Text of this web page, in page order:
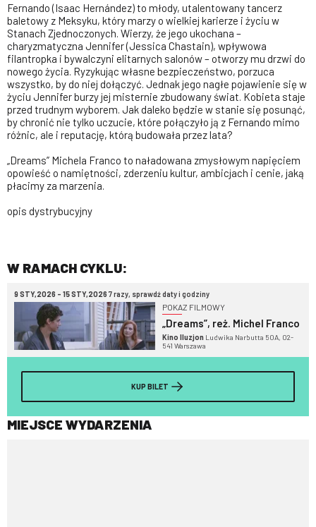
Fernando (Isaac Hernández) to młody, utalentowany tancerz
baletowy z Meksyku, który marzy o wielkiej karierze i życiu w
Stanach Zjednoczonych. Wierzy, że jego ukochana –
charyzmatyczna Jennifer (Jessica Chastain), wpływowa
filantropka i bywalczyni elitarnych salonów – otworzy mu drzwi do
nowego życia. Ryzykując własne bezpieczeństwo, porzuca
wszystko, by do niej dołączyć. Jednak jego nagłe pojawienie się w
życiu Jennifer burzy jej misternie zbudowany świat. Kobieta staje
przed trudnym wyborem. Jak daleko będzie w stanie się posunąć,
by chronić nie tylko uczucie, które połączyło ją z Fernando mimo
różnic, ale i reputację, którą budowała przez lata?
„Dreams” Michela Franco to naładowana zmysłowym napięciem
opowieść o namiętności, zderzeniu kultur, ambicjach i cenie, jaką
płacimy za marzenia.
opis dystrybucyjny
W RAMACH CYKLU:
9 STY,2026 - 15 STY,2026 7 razy, sprawdź daty i godziny
POKAZ FILMOWY
„Dreams”, reż. Michel Franco
Kino Iluzjon Ludwika Narbutta 50A, 02-
541 Warszawa
KUP BILET
MIEJSCE WYDARZENIA